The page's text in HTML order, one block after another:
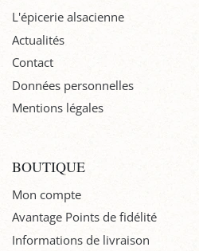
L'épicerie alsacienne
Actualités
Contact
Données personnelles
Mentions légales
BOUTIQUE
Mon compte
Avantage Points de fidélité
Informations de livraison